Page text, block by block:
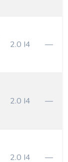
2.0 I4 —
2.0 I4 —
2.0 I4 —